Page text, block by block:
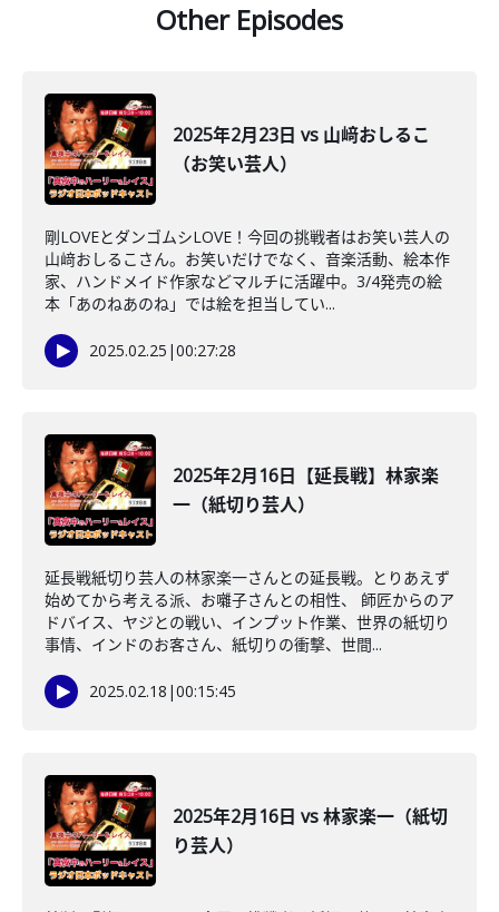
Other Episodes
2025年2月23日 vs 山﨑おしるこ
（お笑い芸人）
剛LOVEとダンゴムシLOVE！今回の挑戦者はお笑い芸人の
山﨑おしるこさん。お笑いだけでなく、音楽活動、絵本作
家、ハンドメイド作家などマルチに活躍中。3/4発売の絵
本「あのねあのね」では絵を担当してい...
2025.02.25 |00:27:28
2025年2月16日【延長戦】林家楽
一（紙切り芸人）
延長戦紙切り芸人の林家楽一さんとの延長戦。とりあえず
始めてから考える派、お囃子さんとの相性、 師匠からのア
ドバイス、ヤジとの戦い、インプット作業、世界の紙切り
事情、インドのお客さん、紙切りの衝撃、世間...
2025.02.18 |00:15:45
2025年2月16日 vs 林家楽一（紙切
り芸人）